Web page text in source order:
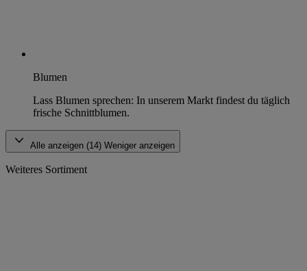
Blumen
Lass Blumen sprechen: In unserem Markt findest du täglich
frische Schnittblumen.
Alle anzeigen (14) Weniger anzeigen
Weiteres Sortiment